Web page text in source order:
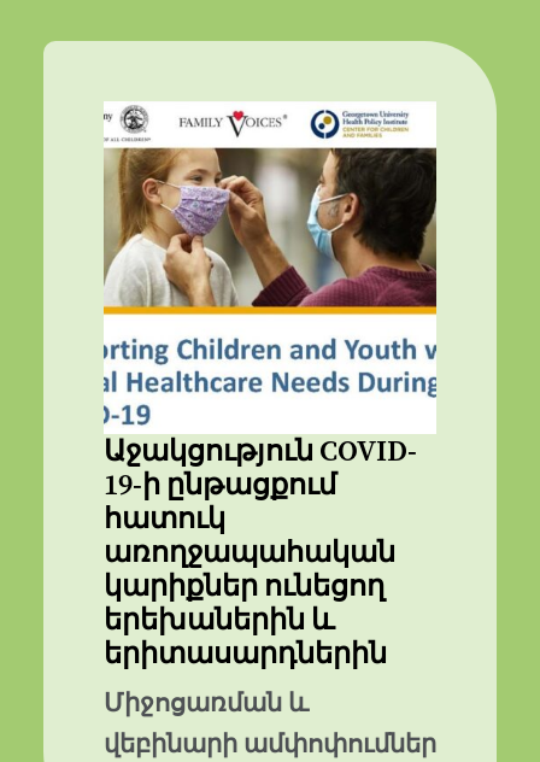
Աջակցություն COVID-
19-ի ընթացքում
հատուկ
առողջապահական
կարիքներ ունեցող
երեխաներին և
երիտասարդներին
Միջոցառման և
վեբինարի ամփոփումներ